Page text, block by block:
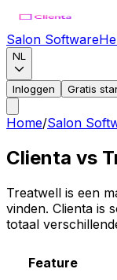
Salon Software
NL
Inloggen Gratis
Home/Salon
Clienta vs
Treatwell is een
vinden. Clienta is
totaal
Feature